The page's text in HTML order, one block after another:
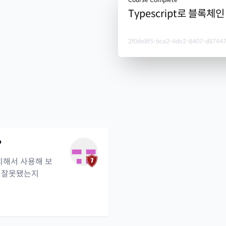
Typescript로 블록체인
2f0de8f5-bca2-4de2-8407-d87447
서 사용해 보
못됐는지